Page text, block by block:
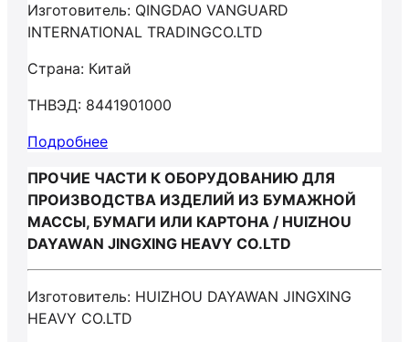
Изготовитель: QINGDAO VANGUARD
INTERNATIONAL TRADINGCO.LTD
Страна: Китай
ТНВЭД: 8441901000
Подробнее
ПРОЧИЕ ЧАСТИ К ОБОРУДОВАНИЮ ДЛЯ
ПРОИЗВОДСТВА ИЗДЕЛИЙ ИЗ БУМАЖНОЙ
МАССЫ, БУМАГИ ИЛИ КАРТОНА / HUIZHOU
DAYAWAN JINGXING HEAVY CO.LTD
Изготовитель: HUIZHOU DAYAWAN JINGXING
HEAVY CO.LTD